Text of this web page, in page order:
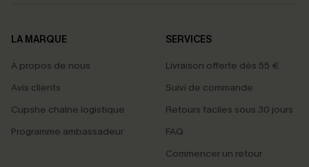
LA MARQUE
À propos de nous
Avis clients
Cupshe chaîne logistique
Programme ambassadeur
SERVICES
Livraison offerte dès 55 €
Suivi de commande
Retours faciles sous 30 jours
FAQ
Commencer un retour